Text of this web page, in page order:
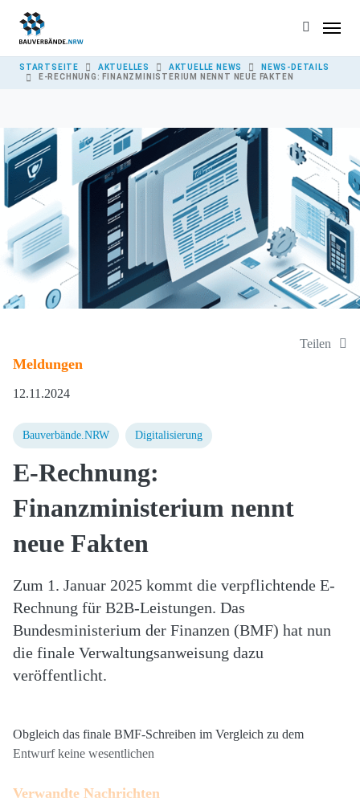
YOU ARE HERE:
STARTSEITE AKTUELLES AKTUELLE NEWS
NEWS-DETAILS
E-RECHNUNG: FINANZMINISTERIUM NENNT NEUE FAKTEN
Teilen
Meldungen
12.11.2024
Bauverbände.NRW Digitalisierung
E-Rechnung:
Finanzministerium nennt
neue Fakten
Zum 1. Januar 2025 kommt die verpflichtende E-
Rechnung für B2B-Leistungen. Das
Bundesministerium der Finanzen (BMF) hat nun
die finale Verwaltungsanweisung dazu
veröffentlicht.
Obgleich das finale BMF-Schreiben im Vergleich zu dem
Entwurf keine wesentlichen
Verwandte Nachrichten